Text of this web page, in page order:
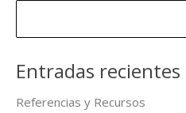
Entradas recientes
Referencias y Recursos